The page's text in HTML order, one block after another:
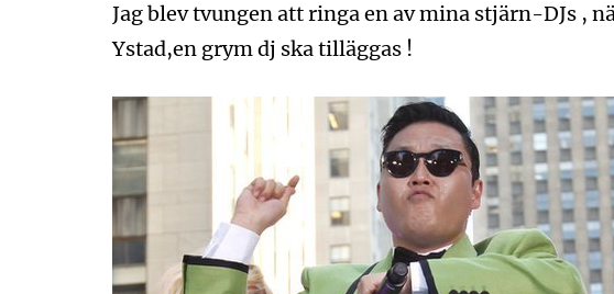
Jag blev tvungen att ringa en av mina stjärn-DJs ,
Ystad,en grym dj ska tilläggas !